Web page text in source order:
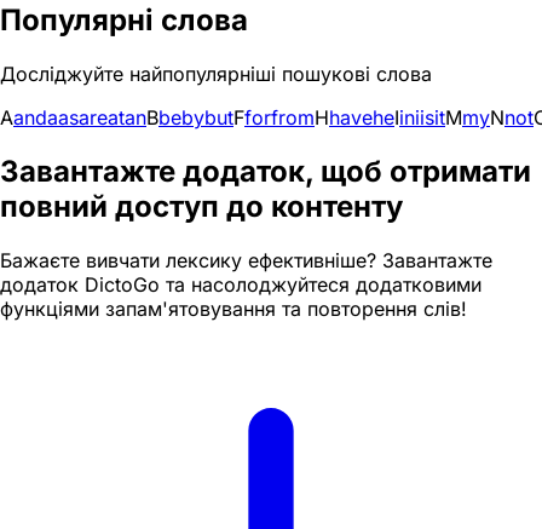
Популярні слова
Досліджуйте найпопулярніші пошукові слова
AandaasareatanBbebybutFforfromHhaveheIiniisitMmyNnot
Завантажте додаток, щоб отримати
повний доступ до контенту
Бажаєте вивчати лексику ефективніше? Завантажте
додаток DictoGo та насолоджуйтеся додатковими
функціями запам'ятовування та повторення слів!